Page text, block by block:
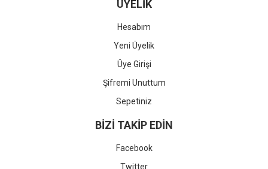
ÜYELİK
Hesabım
Yeni Üyelik
Üye Girişi
Şifremi Unuttum
Sepetiniz
BİZİ TAKİP EDİN
Facebook
Twitter